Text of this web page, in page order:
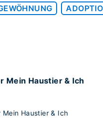
Mein Haustier & Ich
Mein Haustier & Ich